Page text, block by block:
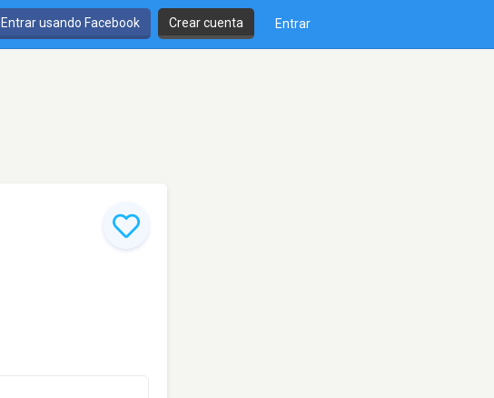
Entrar usando Facebook Crear cuenta Entrar